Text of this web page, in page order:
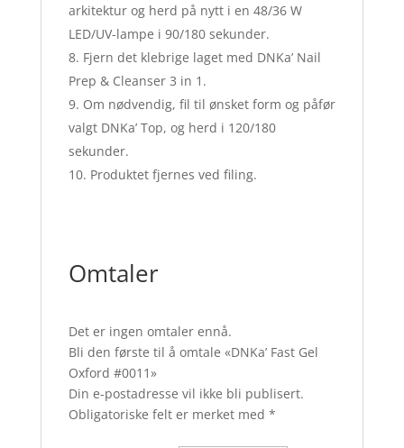
arkitektur og herd på nytt i en 48/36 W
LED/UV-lampe i 90/180 sekunder.
Fjern det klebrige laget med DNKa’ Nail
Prep & Cleanser 3 in 1.
Om nødvendig, fil til ønsket form og påfør
valgt DNKa’ Top, og herd i 120/180
sekunder.
Produktet fjernes ved filing.
Omtaler
Det er ingen omtaler ennå.
Bli den første til å omtale «DNKa’ Fast Gel
Oxford #0011»
Din e-postadresse vil ikke bli publisert.
Obligatoriske felt er merket med *